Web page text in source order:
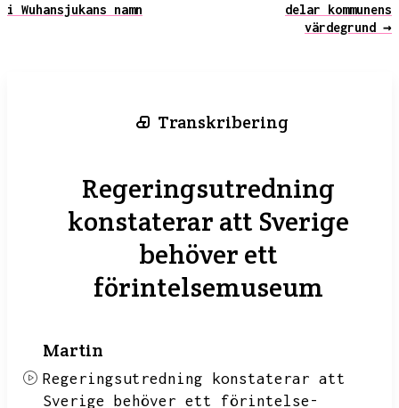
i Wuhansjukans namn
delar kommunens
värdegrund →
Transkribering
Regeringsutredning
konstaterar att Sverige
behöver ett
förintelsemuseum
Martin
Regeringsutredning konstaterar att
Sverige behöver ett förintelse-